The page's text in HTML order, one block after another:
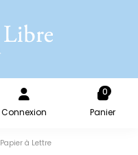
Connexion
0
Panier
Papier à Lettre